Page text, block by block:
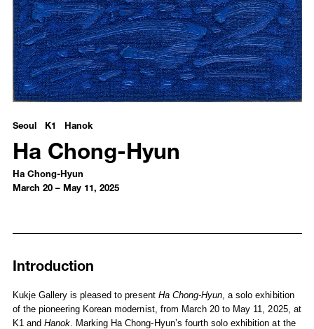
Seoul K1 Hanok
Ha Chong-Hyun
Ha Chong-Hyun
March 20 – May 11, 2025
Installation Views
Selected Press
Introduction
Kukje Gallery is pleased to present Ha Chong-Hyun , a solo exhibition
of the pioneering Korean modernist, from March 20 to May 11, 2025, at
K1 and Hanok. Marking Ha Chong-Hyun’s fourth solo exhibition at the